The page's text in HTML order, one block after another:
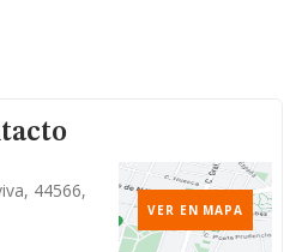
44566,
VER EN MAPA